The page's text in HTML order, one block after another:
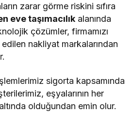
zarar görme riskini sıfıra
eve taşımacılık alanında
çözümler, firmamızı
nakliyat markalarından
sigorta kapsamında
eşyalarının her
olduğundan emin olur.